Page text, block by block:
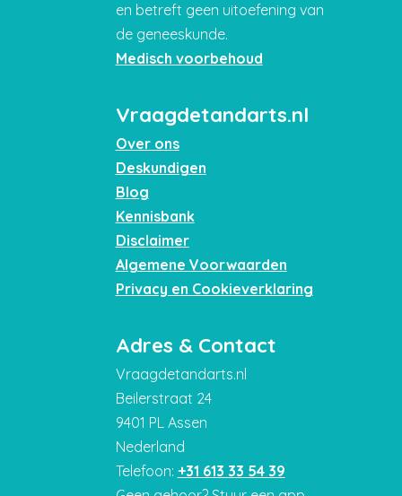
en betreft geen uitoefening van
de geneeskunde.
Medisch voorbehoud
Vraagdetandarts.nl
Over ons
Deskundigen
Blog
Kennisbank
Disclaimer
Algemene Voorwaarden
Privacy en Cookieverklaring
Adres & Contact
Vraagdetandarts.nl
Beilerstraat 24
9401 PL Assen
Nederland
Telefoon: +31 613 33 54 39